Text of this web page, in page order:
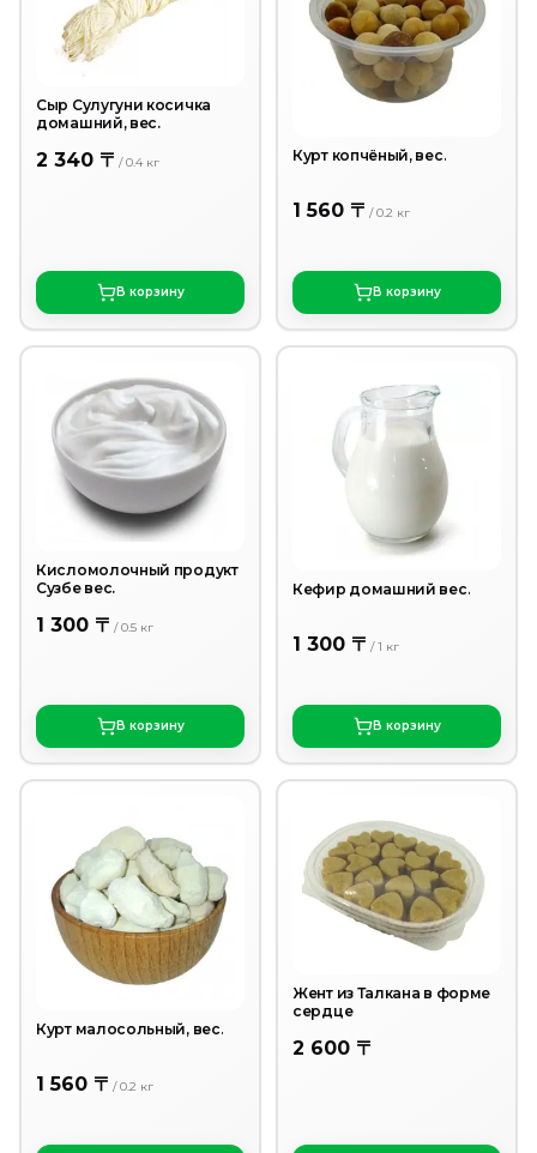
Сыр Сулугуни косичка
домашний, вес.
2 340 〒 /0.4 кг
В корзину
Курт копчёный, вес.
1 560 〒 /0.2 кг
В корзину
Кисломолочный продукт
Сузбе вес.
1 300 〒 /0.5 кг
В корзину
Кефир домашний вес.
1 300 〒 /1 кг
В корзину
Курт малосольный, вес.
1 560 〒 /0.2 кг
Жент из Талкана в форме
сердце
2 600 〒